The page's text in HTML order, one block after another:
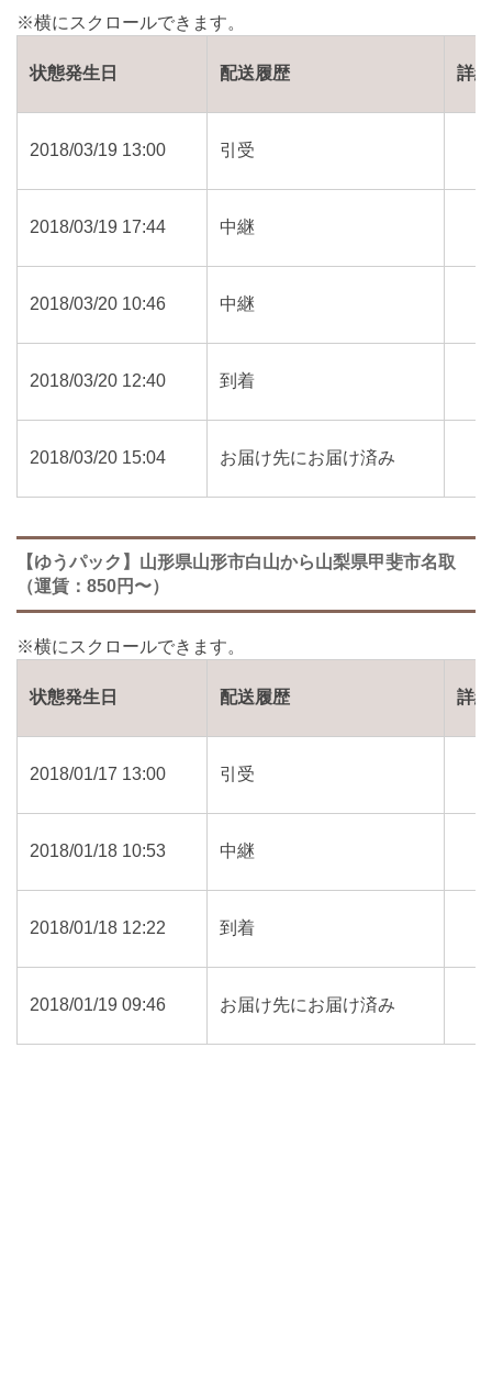
状態発生日 配送履歴 詳細
2018/03/19 13:00 引受
2018/03/19 17:44 中継
2018/03/20 10:46 中継
2018/03/20 12:40 到着
2018/03/20 15:04 お届け先にお届け済み
【ゆうパック】山形県山形市白山から山梨県甲斐市名取
（運賃：850円〜）
状態発生日 配送履歴 詳細
2018/01/17 13:00 引受
2018/01/18 10:53 中継
2018/01/18 12:22 到着
2018/01/19 09:46 お届け先にお届け済み